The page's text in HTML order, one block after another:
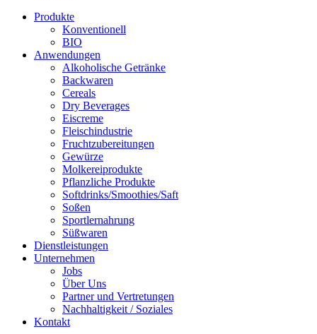
Produkte
Konventionell
BIO
Anwendungen
Alkoholische Getränke
Backwaren
Cereals
Dry Beverages
Eiscreme
Fleischindustrie
Fruchtzubereitungen
Gewürze
Molkereiprodukte
Pflanzliche Produkte
Softdrinks/Smoothies/Saft
Soßen
Sportlernahrung
Süßwaren
Dienstleistungen
Unternehmen
Jobs
Über Uns
Partner und Vertretungen
Nachhaltigkeit / Soziales
Kontakt